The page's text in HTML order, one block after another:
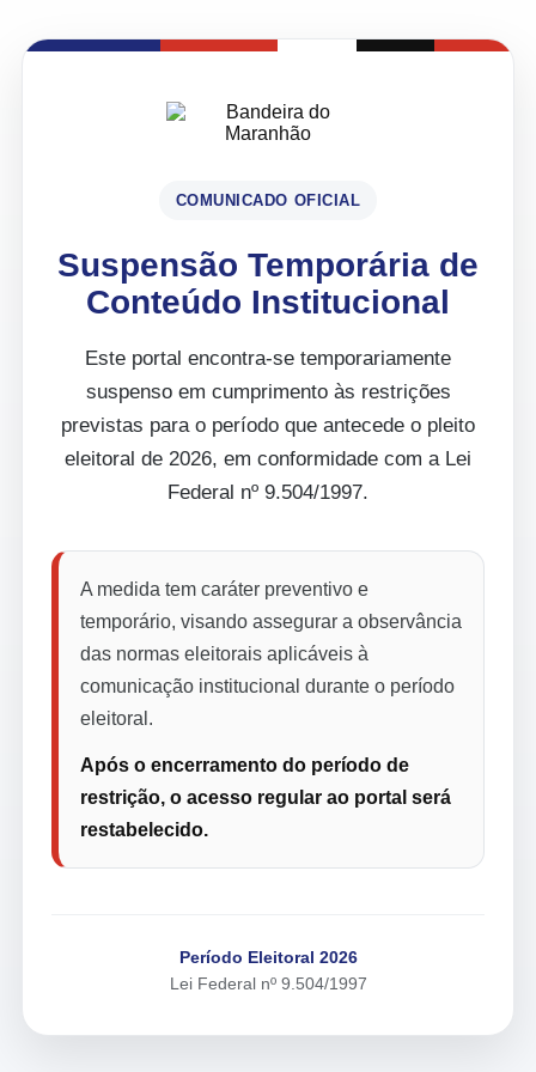
COMUNICADO OFICIAL
Suspensão Temporária de
Conteúdo Institucional
Este portal encontra-se temporariamente
suspenso em cumprimento às restrições
previstas para o período que antecede o pleito
eleitoral de 2026, em conformidade com a Lei
Federal nº 9.504/1997.
A medida tem caráter preventivo e
temporário, visando assegurar a observância
das normas eleitorais aplicáveis à
comunicação institucional durante o período
eleitoral.
Após o encerramento do período de
restrição, o acesso regular ao portal será
restabelecido.
Período Eleitoral 2026
Lei Federal nº 9.504/1997